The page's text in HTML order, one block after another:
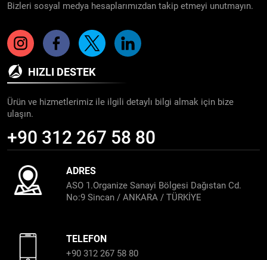
Bizleri sosyal medya hesaplarımızdan takip etmeyi unutmayın.
HIZLI DESTEK
Ürün ve hizmetlerimiz ile ilgili detaylı bilgi almak için bize
ulaşın.
+90 312 267 58 80
ADRES
ASO 1.Organize Sanayi Bölgesi Dağıstan Cd.
No:9 Sincan / ANKARA / TÜRKİYE
TELEFON
+90 312 267 58 80